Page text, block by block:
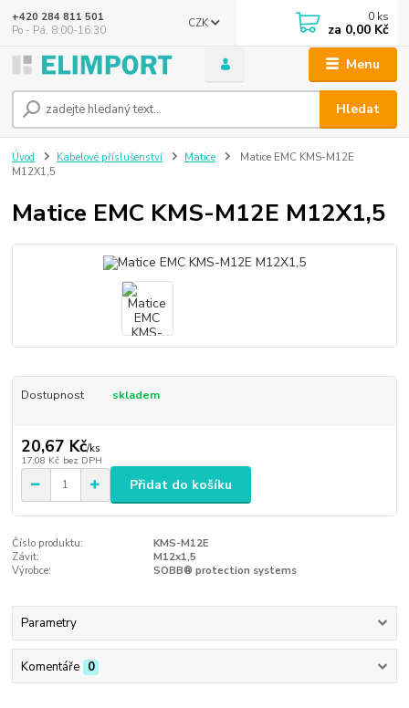
Menu
CZK
Hledat
+420 284 811 501
Po - Pá, 8:00-16:30
0 ks
za 0,00 Kč
Úvod Kabelové příslušenství Matice
Matice EMC KMS-M12E
M12X1,5
Matice EMC KMS-M12E M12X1,5
Dostupnost skladem
20,67 Kč/ks
17,08 Kč bez DPH
Přidat do košíku
Číslo produktu:
KMS-M12E
Závit:
M12x1,5
Výrobce:
SOBB® protection systems
Parametry
Komentáře 0